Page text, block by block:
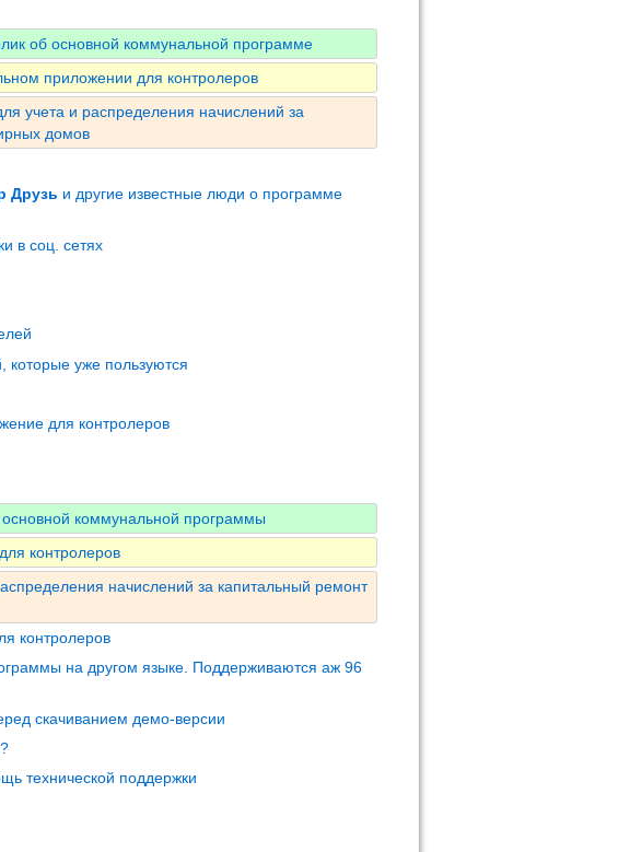
об основной коммунальной программе
приложении для контролеров
учета и распределения начислений за
домов
Друзь и другие известные люди о программе
в соц. сетях
которые уже пользуются
для контролеров
коммунальной программы
контролеров
начислений за капитальный ремонт
контролеров
на другом языке. Поддерживаются аж 96
скачиванием демо-версии
технической поддержки